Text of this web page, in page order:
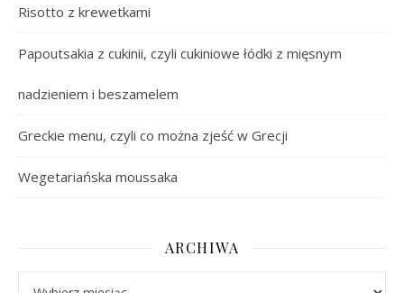
Risotto z krewetkami
Papoutsakia z cukinii, czyli cukiniowe łódki z mięsnym
nadzieniem i beszamelem
Greckie menu, czyli co można zjeść w Grecji
Wegetariańska moussaka
ARCHIWA